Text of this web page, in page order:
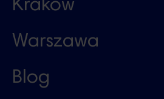
Kraków
Warszawa
Blog